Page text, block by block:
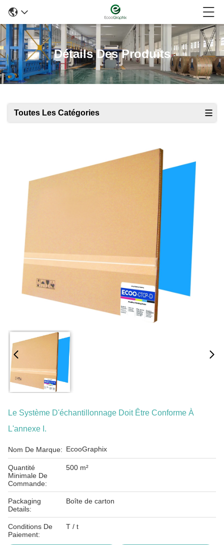
Détails Des Produits
Toutes Les Catégories
Le Système D'échantillonnage Doit Être Conforme À
L'annexe I.
Nom De Marque: EcooGraphix
Quantité
Minimale De
Commande:
500 m²
Packaging
Details:
Boîte de carton
Conditions De
Paiement:
T / t